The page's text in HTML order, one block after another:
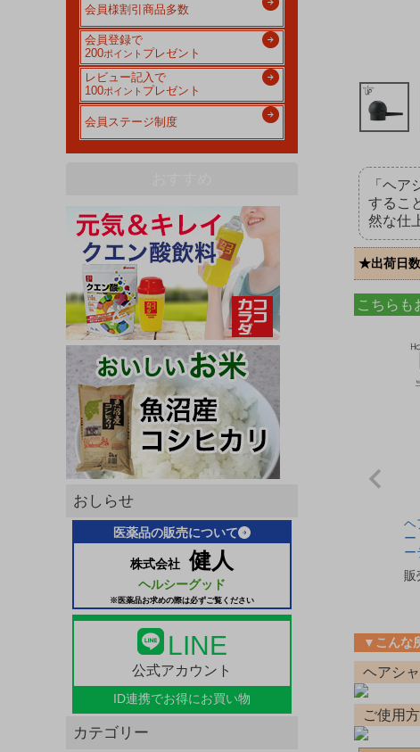
会員様割引商品多数
会員登録で
200ポイント プレゼント
レビュー記入で
100ポイント プレゼント
会員ステージ制度
おしらせ
医薬品の販売について
株式会社 健人
ヘルシーグッド
※医薬品お求めの際は必ずご覧ください
LINE
公式アカウント
ID連携でお得にお買い物
カテゴリー
「ヘ
するこ
然な仕
★出荷日
こちらも
ヘ
ー
ー
販
▼こんな
ヘアシ
ご使用